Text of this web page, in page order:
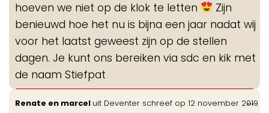
hoeven we niet op de klok te letten
Zijn
benieuwd hoe het nu is bijna een jaar nadat wij
voor het laatst geweest zijn op de stellen
dagen. Je kunt ons bereiken via sdc en kik met
de naam Stiefpat
Renate en marcel uit Deventer schreef op 12 november 2019
...